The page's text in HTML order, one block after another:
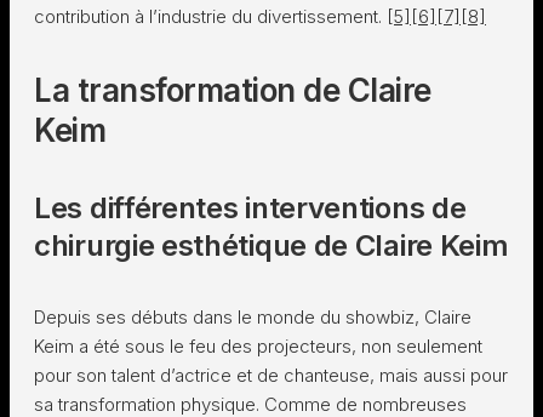
contribution à l’industrie du divertissement. [5] [6] [7] [8]
La transformation de Claire
Keim
Les différentes interventions de
chirurgie esthétique de Claire Keim
Depuis ses débuts dans le monde du showbiz, Claire
Keim a été sous le feu des projecteurs, non seulement
pour son talent d’actrice et de chanteuse, mais aussi pour
sa transformation physique. Comme de nombreuses